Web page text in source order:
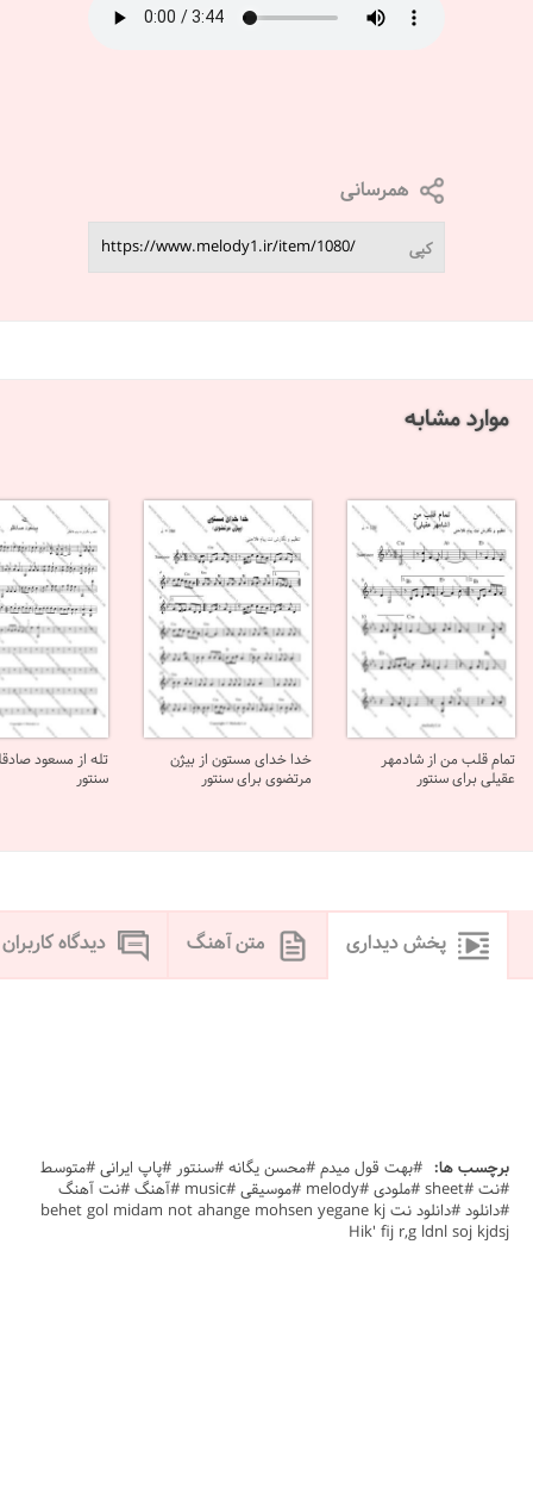
همرسانی
کپی
موارد مشابه
تمام قلب من از شادمهر
عقیلی برای سنتور
خدا خدای مستون از بیژن
مرتضوی برای سنتور
تله از مسعود
سنتور
پخش دیداری متن آهنگ دیدگاه کاربران
برچسب ها: #بهت قول میدم #محسن یگانه #سنتور #پاپ ایرانی #متوسط
#نت #sheet #ملودی #melody #موسیقی #music #آهنگ #نت آهنگ
#دانلود #دانلود نت behet gol midam not ahange mohsen yegane kj
Hik' fij r,g ldnl soj kjdsj